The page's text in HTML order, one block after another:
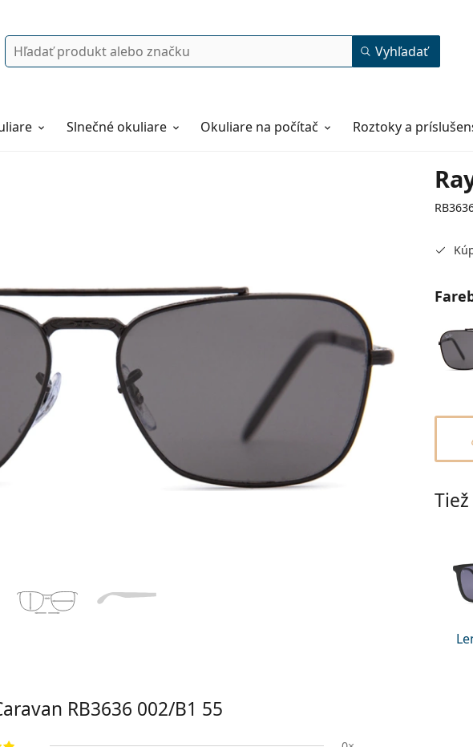
Vyhľadávanie Vyhľadať
Slnečné okuliare Okuliare na počítač Roztoky a
15 mm
55
Šírka
Šírka
mostíka
stranice
RB3636 002/B1 55